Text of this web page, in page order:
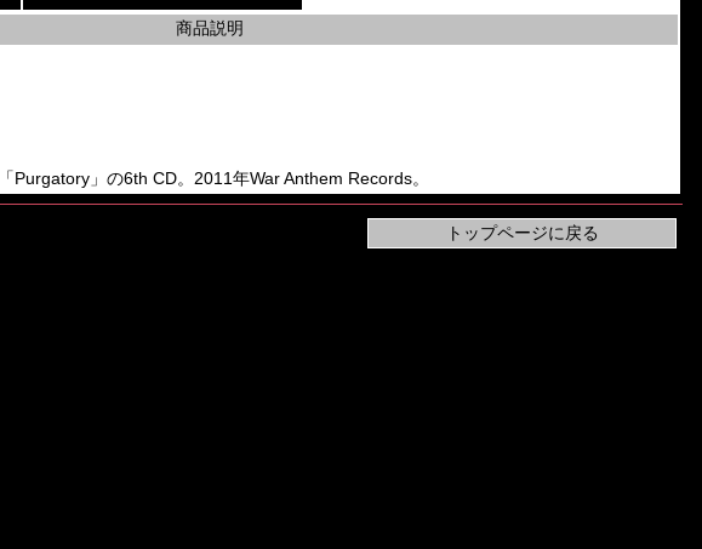
商品説明
Purgatory」の6th CD。2011年War Anthem Records。